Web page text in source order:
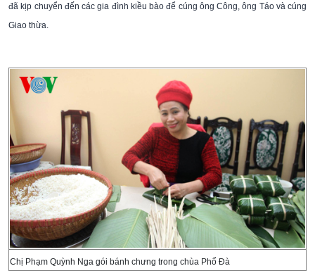
đã kịp chuyển đến các gia đình kiều bào để cúng ông Công, ông Táo và cúng
Giao thừa.
Chị Phạm Quỳnh Nga gói bánh chưng trong chùa Phổ Đà